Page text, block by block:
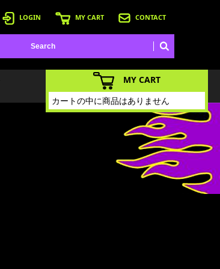
LOGIN MY CART CONTACT
MY CART
カートの中に商品はありません